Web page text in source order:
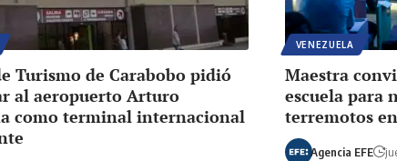
Turismo de Carabobo pidió
al aeropuerto Arturo
como terminal internacional
VENEZUELA
Maestra
escuela para
terremotos
Agencia EFE